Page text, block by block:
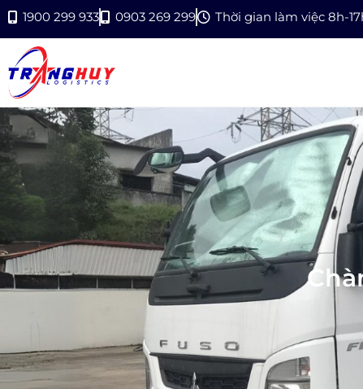
1900 299 933 0903 269 299 Thời gian làm việc 8h-